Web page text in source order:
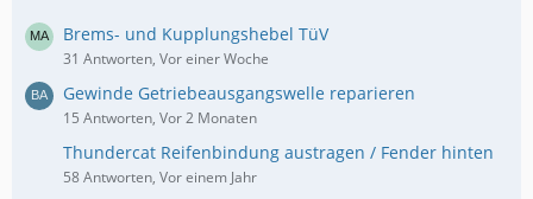
Brems- und Kupplungshebel TüV
31 Antworten, Vor einer Woche
Gewinde Getriebeausgangswelle reparieren
15 Antworten, Vor 2 Monaten
Thundercat Reifenbindung austragen / Fender hinten
58 Antworten, Vor einem Jahr